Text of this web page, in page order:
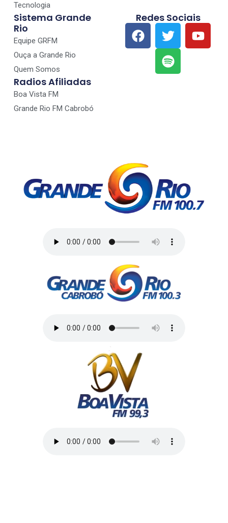
Tecnologia
Sistema Grande
Rio
Equipe GRFM
Ouça a Grande Rio
Quem Somos
Radios Afiliadas
Boa Vista FM
Grande Rio FM Cabrobó
Redes Sociais